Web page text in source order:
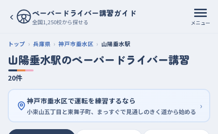
‹ ペーパードライバー講習ガイド
全国1,250校から探せる メニュー
トップ 兵庫県 神戸市垂水区 山陽垂水駅
山陽垂水駅のペーパードライバー講習
20件
神戸市垂水区で運転を練習するなら
小束山五丁目と東舞子町、まっすぐで見通しのきく道から始める ›